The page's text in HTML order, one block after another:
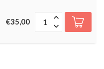
€35,00